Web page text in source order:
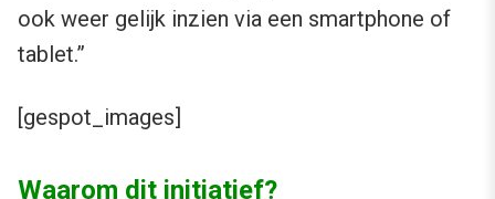
ook weer gelijk inzien via een smartphone of
tablet.”
[gespot_images]
Waarom dit initiatief?